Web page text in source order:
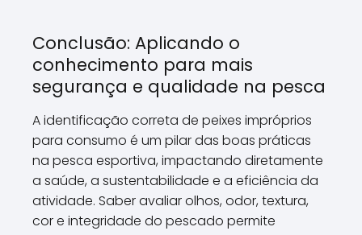
Conclusão: Aplicando o
conhecimento para mais
segurança e qualidade na pesca
A identificação correta de peixes impróprios
para consumo é um pilar das boas práticas
na pesca esportiva, impactando diretamente
a saúde, a sustentabilidade e a eficiência da
atividade. Saber avaliar olhos, odor, textura,
cor e integridade do pescado permite